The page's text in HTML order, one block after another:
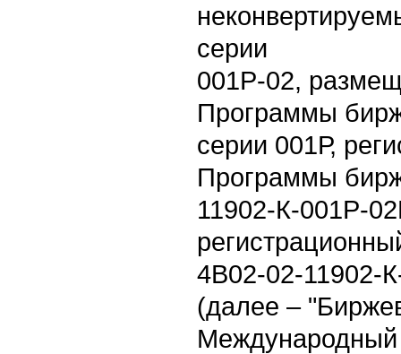
серии
001Р-02,
Программы
серии 001Р,
Программы
11902-К-001P-
4B02-02-11902-
(далее –